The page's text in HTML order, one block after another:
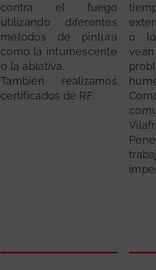
contra el fuego
utilizando diferentes
métodos de pintura
como la intumescente
o la ablativa.
También realizamos
certificados de RF.
o